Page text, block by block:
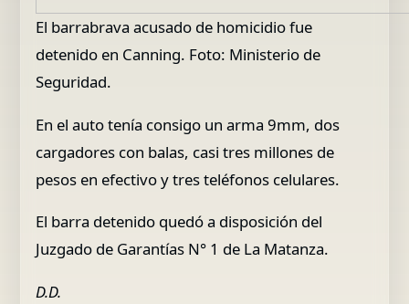
El barrabrava acusado de homicidio fue
detenido en Canning. Foto: Ministerio de
Seguridad.
En el auto tenía consigo un arma 9mm, dos
cargadores con balas, casi tres millones de
pesos en efectivo y tres teléfonos celulares.
El barra detenido quedó a disposición del
Juzgado de Garantías N° 1 de La Matanza.
D.D.